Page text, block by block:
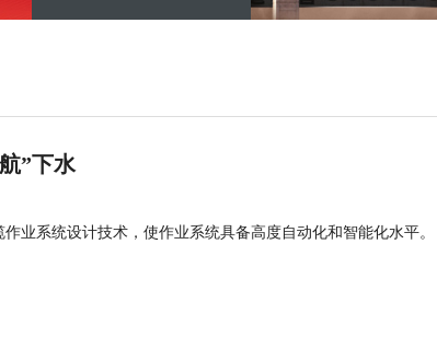
”下水
业系统设计技术，使作业系统具备高度自动化和智能化水平。